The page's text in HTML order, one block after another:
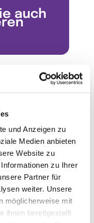
und Anzeigen zu
Medien anbieten
Website zu
zu Ihrer
Partner für
weiter. Unsere
möglicherweise mit
ihnen bereitgestellt
auch